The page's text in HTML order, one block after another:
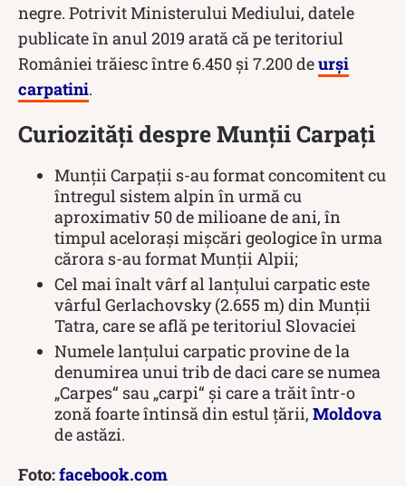
negre. Potrivit Ministerului Mediului, datele
publicate în anul 2019 arată că pe teritoriul
României trăiesc între 6.450 şi 7.200 deurși
carpatini.
Curiozități despre Munții Carpați
Munții Carpații s-au format concomitent cu
întregul sistem alpin în urmă cu
aproximativ 50 de milioane de ani, în
timpul acelorași mișcări geologice în urma
cărora s-au format Munții Alpii;
Cel mai înalt vârf al lanțului carpatic este
vârful Gerlachovsky (2.655 m) din Munții
Tatra, care se află pe teritoriul Slovaciei
Numele lanțului carpatic provine de la
denumirea unui trib de daci care se numea
„Carpes“ sau „carpi“ și care a trăit într-o
zonă foarte întinsă din estul țării, Moldova
de astăzi.
Foto:facebook.com